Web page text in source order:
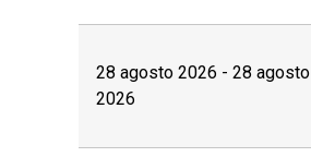
28 agosto 2026 - 28 agosto
2026